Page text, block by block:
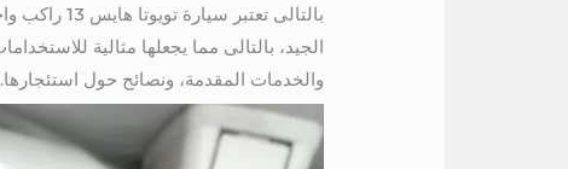
بالتالى تعتبر سيارة تويوتا هايس 13 راكب واحدة من أفضل الخيارات في فئة المركبات الجماعية. ولذلك
والخدمات المقدمة، ونصائح حول استئجارها.